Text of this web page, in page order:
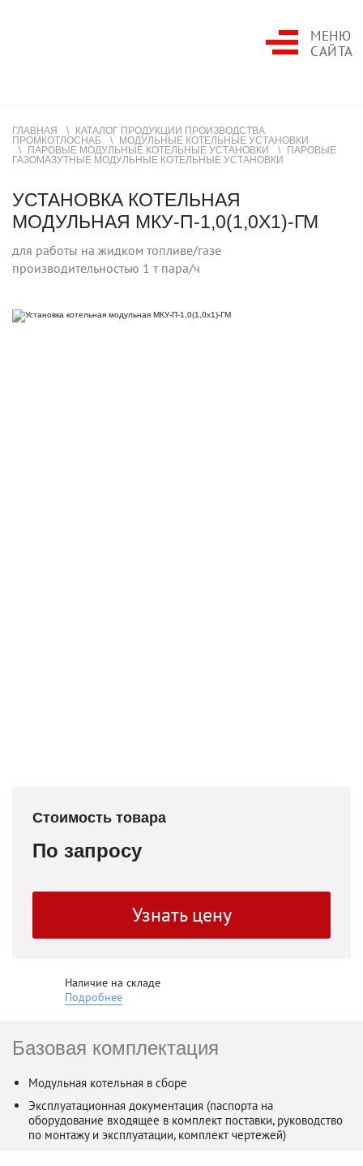
МЕНЮ
САЙТА
ГЛАВНАЯ
КАТАЛОГ ПРОДУКЦИИ ПРОИЗВОДСТВА
ПРОМКОТЛОСНАБ
МОДУЛЬНЫЕ КОТЕЛЬНЫЕ УСТАНОВКИ
ПАРОВЫЕ МОДУЛЬНЫЕ КОТЕЛЬНЫЕ УСТАНОВКИ
ПАРОВЫЕ
ГАЗОМАЗУТНЫЕ МОДУЛЬНЫЕ КОТЕЛЬНЫЕ УСТАНОВКИ
УСТАНОВКА КОТЕЛЬНАЯ
МОДУЛЬНАЯ МКУ-П-1,0(1,0Х1)-ГМ
для работы на жидком топливе/газе
производительностью 1 т пара/ч
Стоимость товара
По запросу
Узнать цену
Наличие на складе
Подробнее
Базовая комплектация
Модульная котельная в сборе
Эксплуатационная документация (паспорта на
оборудование входящее в комплект поставки, руководство
по монтажу и эксплуатации, комплект чертежей)